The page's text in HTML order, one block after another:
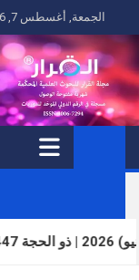
to
content
الجمعة, أغسطس 7, 2026